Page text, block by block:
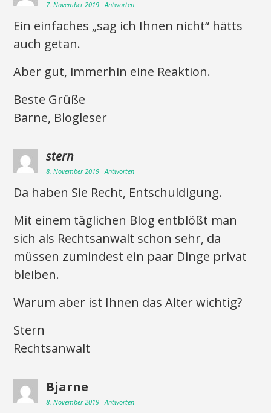
7. November 2019 Antworten
Ein einfaches „sag ich Ihnen nicht“ hätts
auch getan.
Aber gut, immerhin eine Reaktion.
Beste Grüße
Barne, Blogleser
stern
8. November 2019 Antworten
Da haben Sie Recht, Entschuldigung.
Mit einem täglichen Blog entblößt man
sich als Rechtsanwalt schon sehr, da
müssen zumindest ein paar Dinge privat
bleiben.
Warum aber ist Ihnen das Alter wichtig?
Stern
Rechtsanwalt
Bjarne
8. November 2019 Antworten